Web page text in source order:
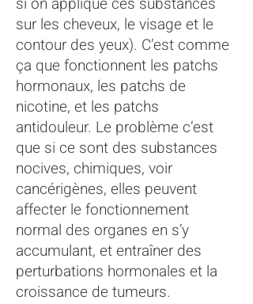
sur les cheveux, le visage et le
contour des yeux). C’est comme
ça que fonctionnent les patchs
hormonaux, les patchs de
nicotine, et les patchs
antidouleur. Le problème c’est
que si ce sont des substances
nocives, chimiques, voir
cancérigènes, elles peuvent
affecter le fonctionnement
normal des organes en s’y
accumulant, et entraîner des
perturbations hormonales et la
croissance de tumeurs.